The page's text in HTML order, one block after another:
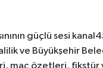
güçlü sesi
ve Büyükşehir
maç özetleri,